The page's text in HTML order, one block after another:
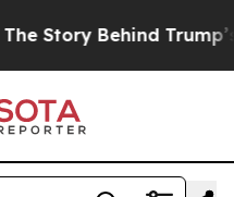
Terrible